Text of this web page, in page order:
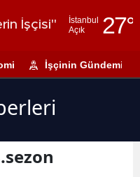
İşçisi"
İstanbul
Açık
27°
Adıyaman
İşçinin Gündemi